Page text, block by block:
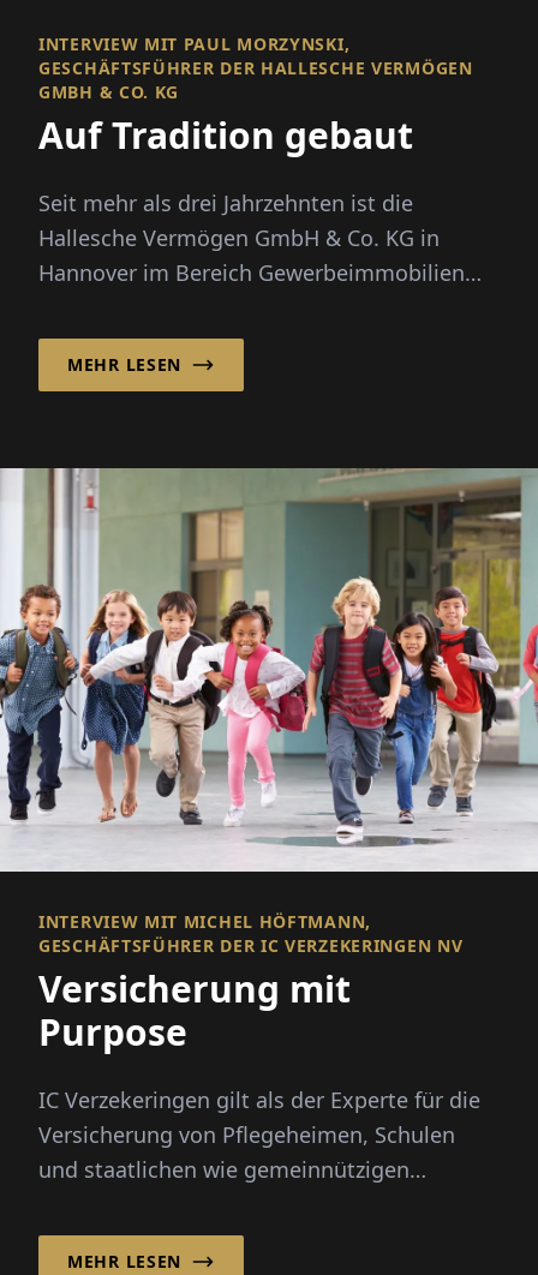
INTERVIEW MIT PAUL MORZYNSKI,
GESCHÄFTSFÜHRER DER HALLESCHE VERMÖGEN
GMBH & CO. KG
Auf Tradition gebaut
Seit mehr als drei Jahrzehnten ist die
Hallesche Vermögen GmbH & Co. KG in
Hannover im Bereich Gewerbeimmobilien
MEHR LESEN
INTERVIEW MIT MICHEL HÖFTMANN,
GESCHÄFTSFÜHRER DER IC VERZEKERINGEN NV
Versicherung mit
Purpose
IC Verzekeringen gilt als der Experte für die
Versicherung von Pflegeheimen, Schulen
und staatlichen wie gemeinnützigen
MEHR LESEN